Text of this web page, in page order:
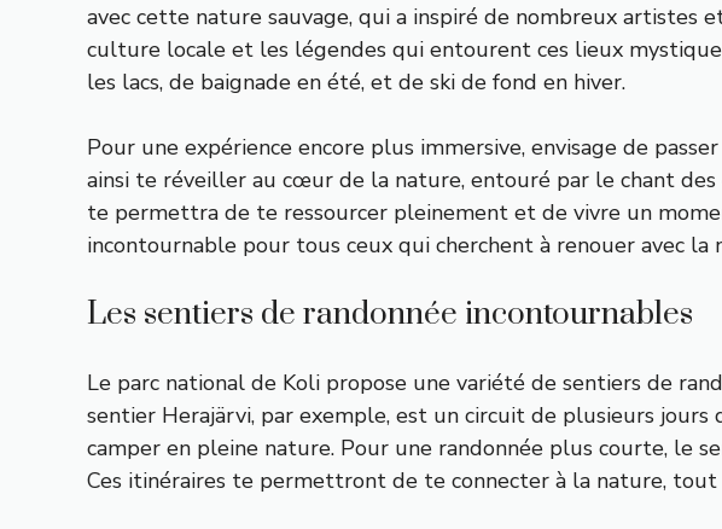
avec cette nature sauvage, qui a inspiré de nombreux artistes
culture locale et les légendes qui entourent ces lieux
les lacs, de baignade en été, et de ski de fond en hiver.
Pour une expérience encore plus immersive, envisage de
ainsi te réveiller au cœur de la nature, entouré par le chant
te permettra de te ressourcer pleinement et de vivre un
incontournable pour tous ceux qui cherchent à renouer avec
Les sentiers de randonnée incontournables
Le parc national de Koli propose une variété de sentiers de
sentier Herajärvi, par exemple, est un circuit de plusieurs
camper en pleine nature. Pour une randonnée plus courte, le
Ces itinéraires te permettront de te connecter à la nature,